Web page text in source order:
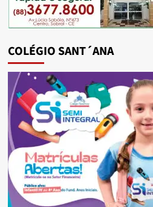
COLÉGIO SANT´ANA